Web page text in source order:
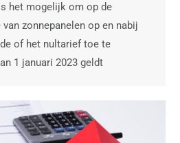
het mogelijk om op de
zonnepanelen op en nabij
of het nultarief toe te
1 januari 2023 geldt